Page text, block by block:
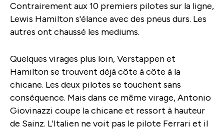
Contrairement aux 10 premiers pilotes sur la ligne,
Lewis Hamilton s'élance avec des pneus durs. Les
autres ont chaussé les mediums.
Quelques virages plus loin, Verstappen et
Hamilton se trouvent déjà côte à côte à la
chicane. Les deux pilotes se touchent sans
conséquence. Mais dans ce même virage, Antonio
Giovinazzi coupe la chicane et ressort à hauteur
de Sainz. L'Italien ne voit pas le pilote Ferrari et il